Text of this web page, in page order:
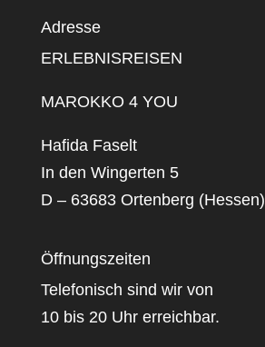
Adresse
ERLEBNISREISEN
MAROKKO 4 YOU
Hafida Faselt
In den Wingerten 5
D – 63683 Ortenberg (Hessen)
Öffnungszeiten
Telefonisch sind wir von
10 bis 20 Uhr erreichbar.